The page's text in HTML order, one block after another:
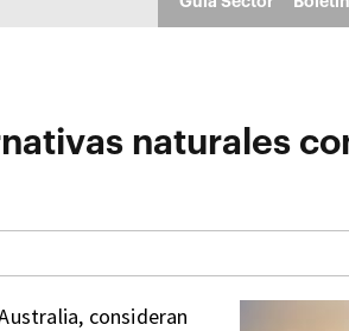
naturales
consideran